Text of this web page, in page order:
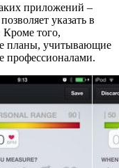
приложений –
указать в
Кроме того,
планы, учитывающие
профессионалами.